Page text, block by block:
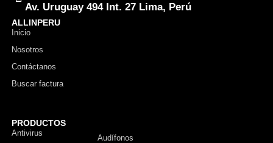
Av. Uruguay 494 Int. 27 Lima, Perú
ALLINPERU
Inicio
Nosotros
Contáctanos
Buscar factura
PRODUCTOS
Antivirus
Audífonos